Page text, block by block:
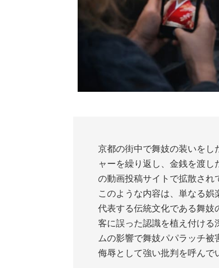
京都の街中で舞妓の装いをし
ャーを繰り返し、金銭を渡
の動画投稿サイトで拡散され
このような内容は、単なる
代表する伝統文化である舞妓
客に誤った認識を植え付ける
ムの影響で舞妓パパラッチ
侮辱として強い批判を呼んで